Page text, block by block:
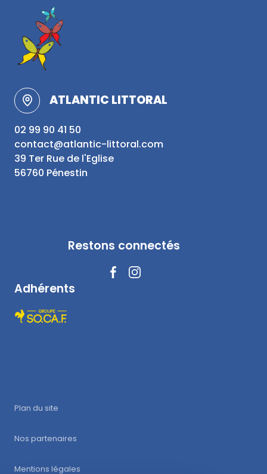
ATLANTIC LITTORAL
02 99 90 41 50
contact@atlantic-littoral.com
39 Ter Rue de l'Eglise
56760 Pénestin
Restons connectés
Adhérents
Plan du site
Nos partenaires
Mentions légales